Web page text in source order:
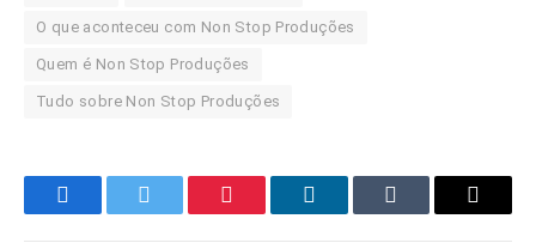
O que aconteceu com Non Stop Produções
Quem é Non Stop Produções
Tudo sobre Non Stop Produções
FacebookTwitter Pinterest LinkedInTumblr Email